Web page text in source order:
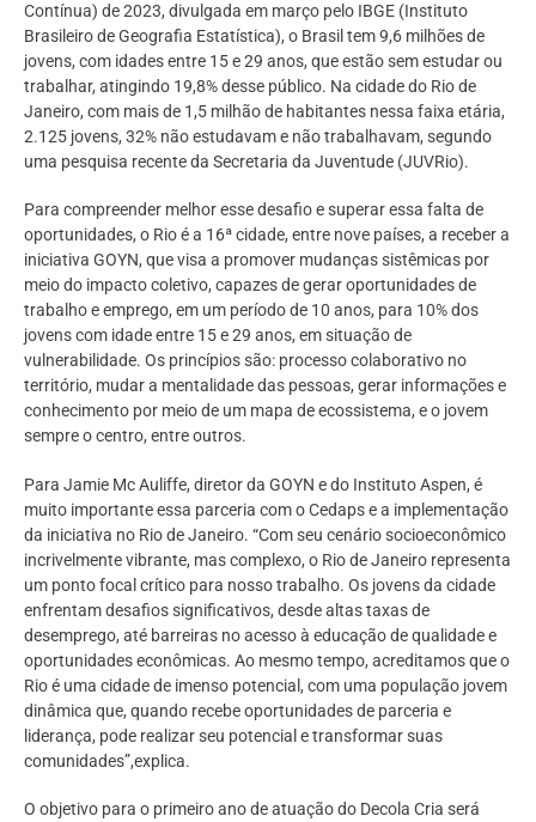
Contínua) de 2023, divulgada em março pelo IBGE (Instituto
Brasileiro de Geografia Estatística), o Brasil tem 9,6 milhões de
jovens, com idades entre 15 e 29 anos, que estão sem estudar ou
trabalhar, atingindo 19,8% desse público. Na cidade do Rio de
Janeiro, com mais de 1,5 milhão de habitantes nessa faixa etária,
2.125 jovens, 32% não estudavam e não trabalhavam, segundo
uma pesquisa recente da Secretaria da Juventude (JUVRio).
Para compreender melhor esse desafio e superar essa falta de
oportunidades, o Rio é a 16ª cidade, entre nove países, a receber a
iniciativa GOYN, que visa a promover mudanças sistêmicas por
meio do impacto coletivo, capazes de gerar oportunidades de
trabalho e emprego, em um período de 10 anos, para 10% dos
jovens com idade entre 15 e 29 anos, em situação de
vulnerabilidade. Os princípios são: processo colaborativo no
território, mudar a mentalidade das pessoas, gerar informações e
conhecimento por meio de um mapa de ecossistema, e o jovem
sempre o centro, entre outros.
Para Jamie Mc Auliffe, diretor da GOYN e do Instituto Aspen, é
muito importante essa parceria com o Cedaps e a implementação
da iniciativa no Rio de Janeiro. “Com seu cenário socioeconômico
incrivelmente vibrante, mas complexo, o Rio de Janeiro representa
um ponto focal crítico para nosso trabalho. Os jovens da cidade
enfrentam desafios significativos, desde altas taxas de
desemprego, até barreiras no acesso à educação de qualidade e
oportunidades econômicas. Ao mesmo tempo, acreditamos que o
Rio é uma cidade de imenso potencial, com uma população jovem
dinâmica que, quando recebe oportunidades de parceria e
liderança, pode realizar seu potencial e transformar suas
comunidades”,explica.
O objetivo para o primeiro ano de atuação do Decola Cria será